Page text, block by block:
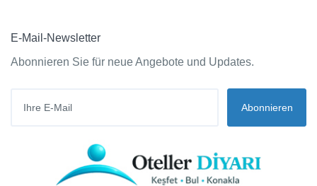
E-Mail-Newsletter
Abonnieren Sie für neue Angebote und Updates.
Abonnieren